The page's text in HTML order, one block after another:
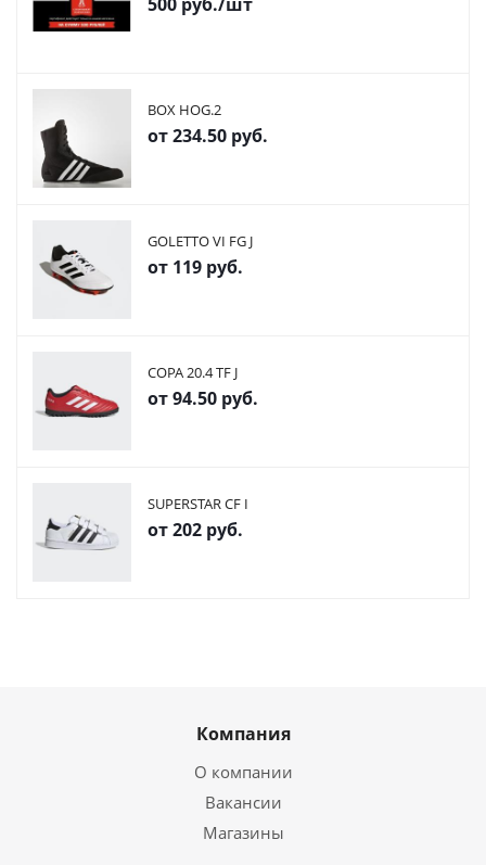
BOX HOG.2
от234.50 руб.
GOLETTO VI FG J
от 119 руб.
COPA 20.4 TF J
от94.50 руб.
SUPERSTAR CF I
от202 руб.
Компания
О компании
Вакансии
Магазины